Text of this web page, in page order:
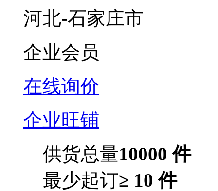
河北-石家庄市
企业会员
在线询价
企业旺铺
供货总量10000 件
最少起订≥ 10 件